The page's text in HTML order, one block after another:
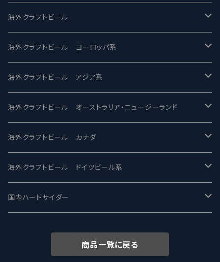
UCHU BREWING -うちゅうブルーイング
バテレ -VERTERE
2nd Story Ale Works -セカンドストーリー
ビアへるん - Beer Hearn
忽布古丹醸造 - HOP KOTAN
ワイマーケットブルーイング Y.Market Brewing
志賀高原ビール - SIGAKOGEN
箕面ビール - MINOH BEER
海外クラフトビール
Modern Times モダンタイムズ
Maui マウイ
Toppling Goliath トップリンゴライアス
Fair State フェアステイト
Lagunitas ラグニタス
FirestoneWalker ファイアストーン
Mikkeller ミッケラー
海外クラフトビール ヨーロッパ系
UnBarred -アンバード
SAIREN /サイレン
ワイルドチャイルド - Wilde Child
BrewDog Brewery - ブリュードッグ
The Flying Inn / ザ フライイング イン
Lambiek Fabriek - ファブリーク
海外クラフトビール アジア系
gweilo-鬼佬 グウァイロ
Heart Of Darkness - ハートオブダークネス
Carbon brews -カーボン
TAIHU - タイフー
Behemoth - ベヒーモス
海外クラフトビール オーストラリア・ニュージーランド
ROCKY RIDGE - ロッキーリッジ
BODRIGGY BREWING ボッドリッジー
CO-CONSPIRATORS コ・コンスピレーターズ
Deep Creek Brewing Co.
海外クラフトビール カナダ
Jackie O's ジャッキーオーズ
Westbrook ウェストブルック
Strathcona ストラスコナ
海外クラフトビール ドイツビール系
Karmeliten カーメリテン
Früh フリュー
国内ハードサイダー
商品一覧に戻る